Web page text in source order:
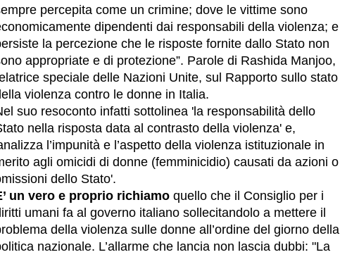
percepita come un crimine; dove le vittime sono
dipendenti dai responsabili della violenza; e
la percezione che le risposte fornite dallo Stato non
appropriate e di protezione”. Parole di Rashida Manjoo,
speciale delle Nazioni Unite, sul Rapporto sullo stato
violenza contro le donne in Italia.
suo resoconto infatti sottolinea 'la responsabilità dello
nella risposta data al contrasto della violenza' e,
l’impunità e l’aspetto della violenza istituzionale in
agli omicidi di donne (femminicidio) causati da azioni o
dello Stato'.
un vero e proprio richiamo quello che il Consiglio per i
umani fa al governo italiano sollecitandolo a mettere il
della violenza sulle donne all’ordine del giorno della
nazionale. L’allarme che lancia non lascia dubbi: "La